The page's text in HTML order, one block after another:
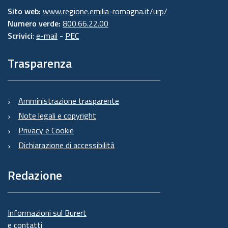
Sito web: www.regione.emilia-romagna.it/urp/
Numero verde: 800.66.22.00
Scrivici: e-mail - PEC
Trasparenza
Amministrazione trasparente
Note legali e copyright
Privacy e Cookie
Dichiarazione di accessibilità
Redazione
Informazioni sul Burert
e contatti